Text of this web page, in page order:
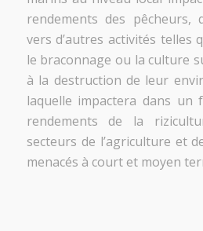
rendements des
vers d’autres activités telles
le braconnage ou la culture
à la destruction de leur
laquelle impactera dans
rendements de la
secteurs de l’agriculture et
menacés à court et moyen